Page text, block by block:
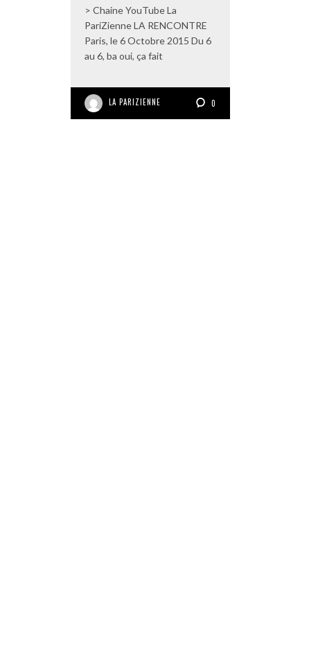
> Chaine YouTube La
PariZienne LA RENCONTRE
Paris, le 6 Octobre 2015 Du 6
au 6, ba oui, ça fait
LA PARIZIENNE 0